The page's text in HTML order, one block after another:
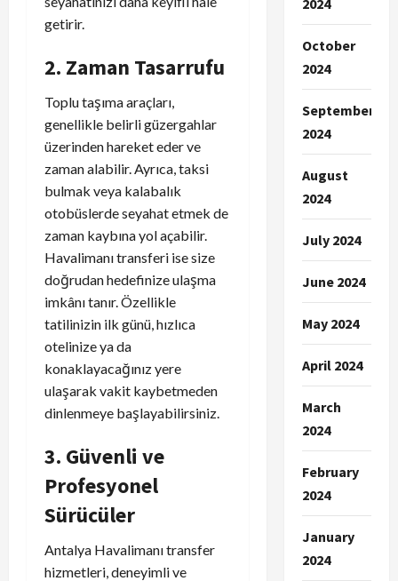
getirir.
2. Zaman Tasarrufu
Toplu taşıma araçları,
genellikle belirli güzergahlar
üzerinden hareket eder ve
zaman alabilir. Ayrıca, taksi
bulmak veya kalabalık
otobüslerde seyahat etmek de
zaman kaybına yol açabilir.
Havalimanı transferi ise size
doğrudan hedefinize ulaşma
imkânı tanır. Özellikle
tatilinizin ilk günü, hızlıca
otelinize ya da
konaklayacağınız yere
ulaşarak vakit kaybetmeden
dinlenmeye başlayabilirsiniz.
3. Güvenli ve
Profesyonel
Sürücüler
Antalya Havalimanı transfer
hizmetleri, deneyimli ve
2024
October
2024
September
2024
August
2024
July 2024
June 2024
May 2024
April 2024
March
2024
February
2024
January
2024